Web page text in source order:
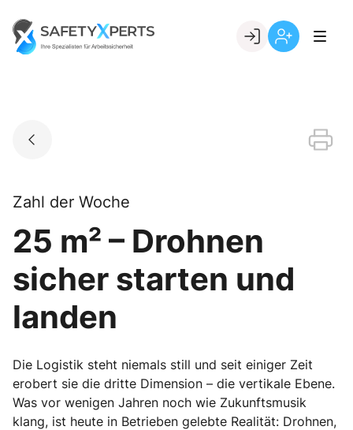
content
Go to landing page.
Zahl der Woche
25 m² – Drohnen
sicher starten und
landen
Die Logistik steht niemals still und seit einiger Zeit
erobert sie die dritte Dimension – die vertikale Ebene.
Was vor wenigen Jahren noch wie Zukunftsmusik
klang, ist heute in Betrieben gelebte Realität: Drohnen,